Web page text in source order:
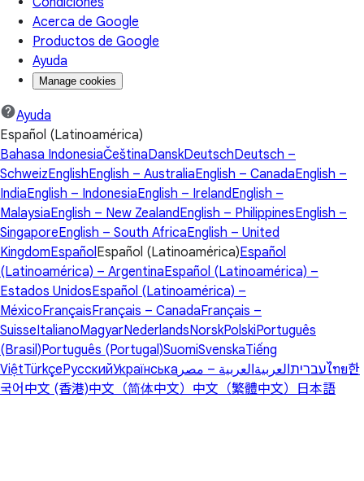
Acerca de Google
Productos de Google
Ayuda
Manage cookies
Ayuda
Español (Latinoamérica)
Bahasa IndonesiaČeštinaDanskDeutschDeutsch –
SchweizEnglishEnglish – AustraliaEnglish – CanadaEnglish –
IndiaEnglish – IndonesiaEnglish – IrelandEnglish –
MalaysiaEnglish – New ZealandEnglish – PhilippinesEnglish –
SingaporeEnglish – South AfricaEnglish – United
KingdomEspañolEspañol (Latinoamérica)Español
(Latinoamérica) – ArgentinaEspañol (Latinoamérica) –
Estados UnidosEspañol (Latinoamérica) –
MéxicoFrançaisFrançais – CanadaFrançais –
SuisseItalianoMagyarNederlandsNorskPolskiPortuguês
(Brasil)Português (Portugal)SuomiSvenskaTiếng
ViệtTürkçeРусскийУкраїнська עבריתالعربيةالعربية – مصر ไทย한
국어 中文 (香港)中文（简体中文） 中文（繁體中文） 日本語